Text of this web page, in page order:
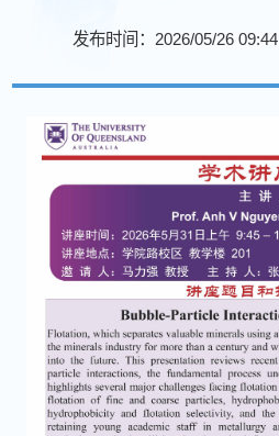
发布时间：2026/05/26 09:44